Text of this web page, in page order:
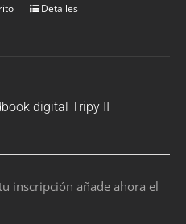
Detalles
digital Tripy II
inscripción añade ahora el